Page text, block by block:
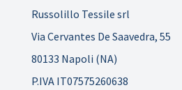
Russolillo Tessile srl
Via Cervantes De Saavedra, 55
80133 Napoli (NA)
P.IVA IT07575260638